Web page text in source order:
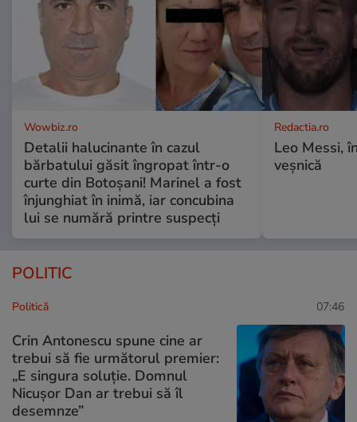
Wowbiz.ro
Detalii halucinante în cazul
bărbatului găsit îngropat într-o
curte din Botoșani! Marinel a fost
înjunghiat în inimă, iar concubina
lui se numără printre suspecți
Redactia.ro
Leo Messi,
veșnică
POLITIC
Politică 07:46
Crin Antonescu spune cine ar
trebui să fie următorul premier:
„E singura soluție. Domnul
Nicușor Dan ar trebui să îl
desemnze”